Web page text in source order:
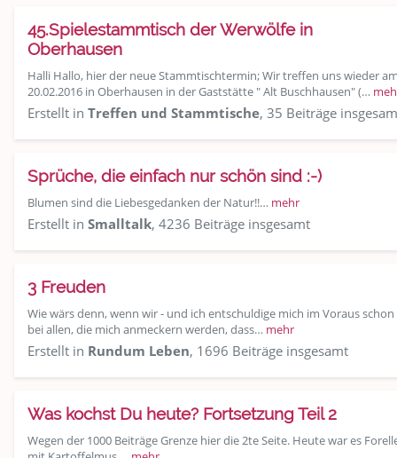
45.Spielestammtisch der Werwölfe in
Oberhausen
Halli Hallo, hier der neue Stammtischtermin; Wir treffen uns wieder
20.02.2016 in Oberhausen in der Gaststätte " Alt Buschhausen" (…
Erstellt in Treffen und Stammtische, 35 Beiträge
Sprüche, die einfach nur schön sind :-)
Blumen sind die Liebesgedanken der Natur!!… mehr
Erstellt in Smalltalk, 4236 Beiträge insgesamt
3 Freuden
Wie wärs denn, wenn wir - und ich entschuldige mich im Voraus schon
bei allen, die mich anmeckern werden, dass… mehr
Erstellt in Rundum Leben, 1696 Beiträge insgesamt
Was kochst Du heute? Fortsetzung Teil 2
Wegen der 1000 Beiträge Grenze hier die 2te Seite. Heute war es